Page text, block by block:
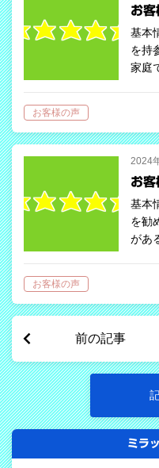
お
基本
を持
家庭
ー…
お客様の声
2024
お
基本
を勧
があ
お客様の声
前の記事
ミラ